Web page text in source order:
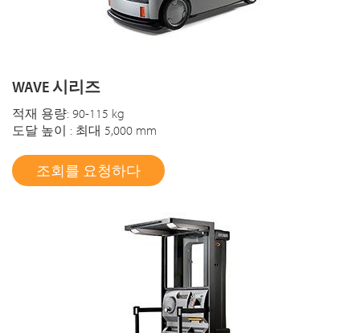
WAVE 시리즈
적재 용량: 90-115 kg
도달 높이 : 최대 5,000 mm
조회를 요청하다